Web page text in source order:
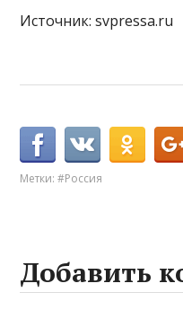
Источник: svpressa.ru
Метки:#Россия
Добавить